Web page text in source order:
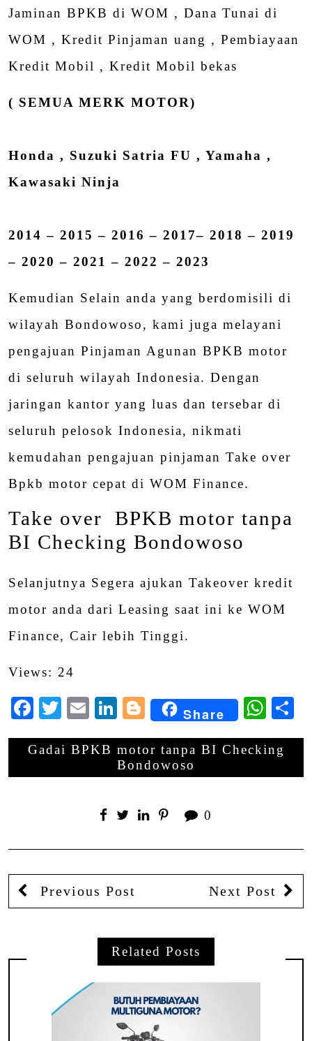
Jaminan BPKB di WOM , Dana Tunai di
WOM , Kredit Pinjaman uang , Pembiayaan
Kredit Mobil , Kredit Mobil bekas
( SEMUA MERK MOTOR)
Honda , Suzuki Satria FU , Yamaha ,
Kawasaki Ninja
2014 – 2015 – 2016 – 2017– 2018 – 2019
– 2020 – 2021 – 2022 – 2023
Kemudian Selain anda yang berdomisili di
wilayah Bondowoso, kami juga melayani
pengajuan Pinjaman Agunan BPKB motor
di seluruh wilayah Indonesia. Dengan
jaringan kantor yang luas dan tersebar di
seluruh pelosok Indonesia, nikmati
kemudahan pengajuan pinjaman Take over
Bpkb motor cepat di WOM Finance.
Take over BPKB motor tanpa
BI Checking Bondowoso
Selanjutnya Segera ajukan Takeover kredit
motor anda dari Leasing saat ini ke WOM
Finance, Cair lebih Tinggi.
Views: 24
Facebook
Twitter
EmailLinkedIn
Blogger
Share
Gadai BPKB motor tanpa BI Checking
Bondowoso
0
Previous Post Next Post
Related Posts